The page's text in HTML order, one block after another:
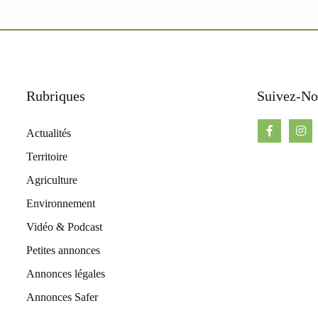
Rubriques
Actualités
Territoire
Agriculture
Environnement
Vidéo & Podcast
Petites annonces
Annonces légales
Annonces Safer
Suivez-